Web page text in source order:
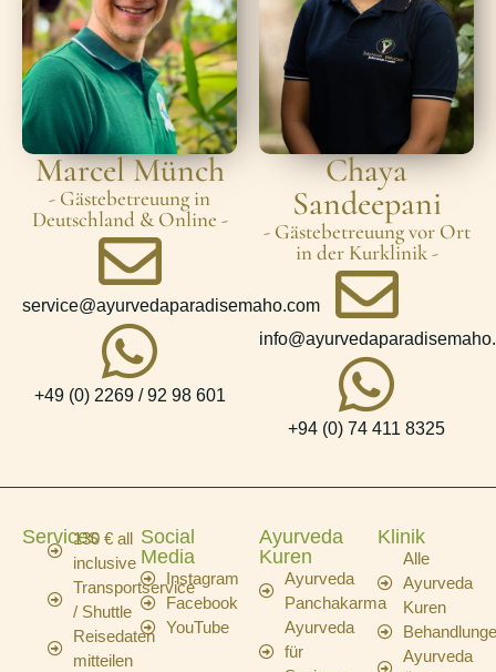
Marcel Münch
- Gästebetreuung in
Deutschland & Online -
service@ayurvedaparadisemaho.com
+49 (0) 2269 / 92 98 601
Chaya
Sandeepani
- Gästebetreuung vor Ort
in der Kurklinik -
+94 (0) 74 411 8325
Services130 € all
inclusive
Transportservice
/ Shuttle
Reisedaten
mitteilen
Ayurveda
Kuren
Ayurveda
Panchakarma
Ayurveda
für
Klinik
Alle
Ayurveda
Kuren
Ayurveda
Social
Media
Instagram
Facebook
YouTube